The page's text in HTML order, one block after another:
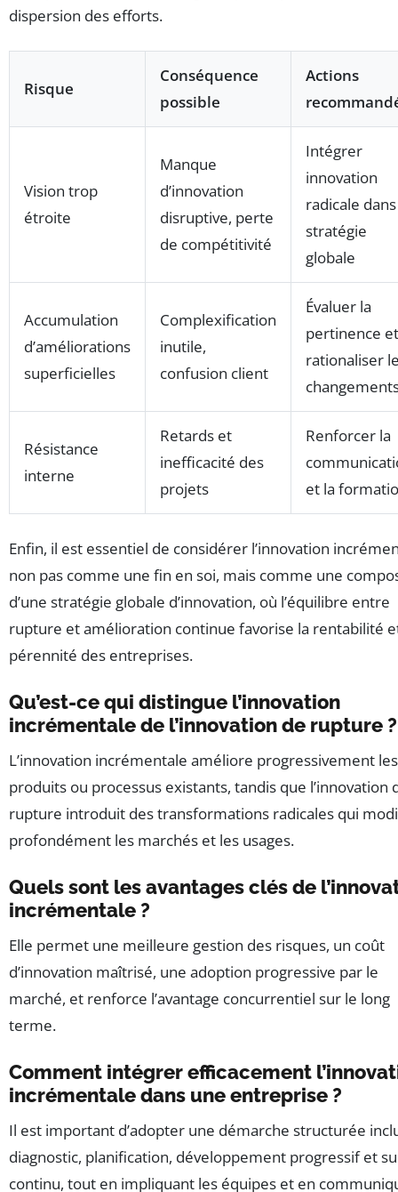
dispersion des efforts.
Risque
Conséquence
possible
Actions
Vision trop
étroite
Manque
d’innovation
disruptive, perte
de compétitivité
Intégrer
innovation
radicale
stratégie
globale
Accumulation
d’améliorations
superficielles
Complexification
inutile,
confusion client
Évaluer la
pertinence et
rationaliser
Résistance
interne
Retards et
inefficacité des
projets
Renforcer la
et la
Enfin, il est essentiel de considérer l’innovation
non pas comme une fin en soi, mais comme une
d’une stratégie globale d’innovation, où l’équilibre entre
rupture et amélioration continue favorise la rentabilité
pérennité des entreprises.
Qu’est-ce qui distingue l’innovation
incrémentale de l’innovation de rupture ?
L’innovation incrémentale améliore progressivement les
produits ou processus existants, tandis que l’innovation
rupture introduit des transformations radicales qui
profondément les marchés et les usages.
Quels sont les avantages clés de
incrémentale ?
Elle permet une meilleure gestion des risques, un coût
d’innovation maîtrisé, une adoption progressive par le
marché, et renforce l’avantage concurrentiel sur le long
terme.
Comment intégrer efficacement
incrémentale dans une entreprise ?
Il est important d’adopter une démarche structurée
diagnostic, planification, développement progressif et
continu, tout en impliquant les équipes et en